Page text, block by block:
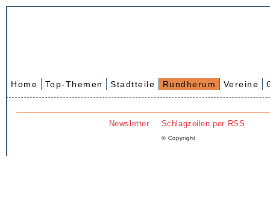
Home Top-Themen Stadtteile Rundherum Vereine
Newsletter Schlagzeilen per RSS
© Copyright